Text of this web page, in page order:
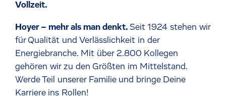
Vollzeit.
Hoyer – mehr als man denkt. Seit 1924 stehen wir
für Qualität und Verlässlichkeit in der
Energiebranche. Mit über 2.800 Kollegen
gehören wir zu den Größten im Mittelstand.
Werde Teil unserer Familie und bringe Deine
Karriere ins Rollen!